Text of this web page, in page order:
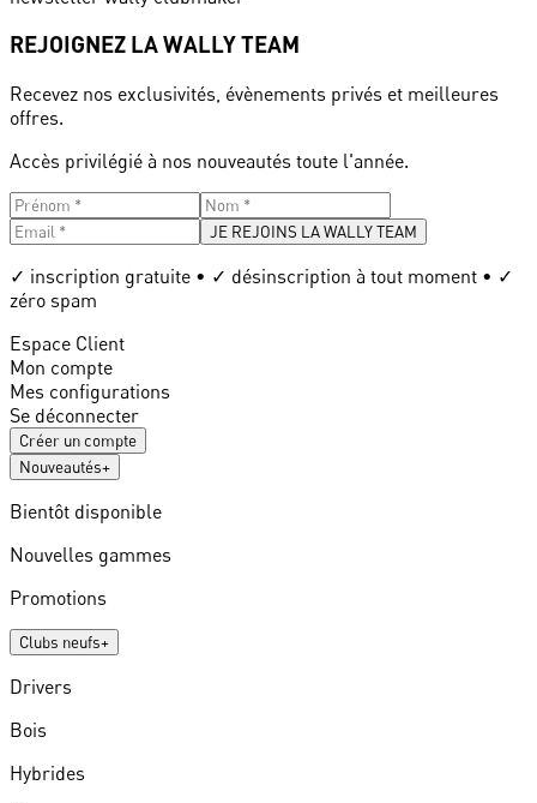
REJOIGNEZ LA WALLY TEAM
Recevez nos exclusivités, évènements privés et meilleures
offres.
Accès privilégié à nos nouveautés toute l'année.
JE REJOINS LA WALLY TEAM
✓ inscription gratuite • ✓ désinscription à tout moment • ✓
zéro spam
Espace Client
Mon compte
Mes configurations
Se déconnecter
Créer un compte
Nouveautés+
Bientôt disponible
Nouvelles gammes
Promotions
Clubs neufs+
Drivers
Bois
Hybrides